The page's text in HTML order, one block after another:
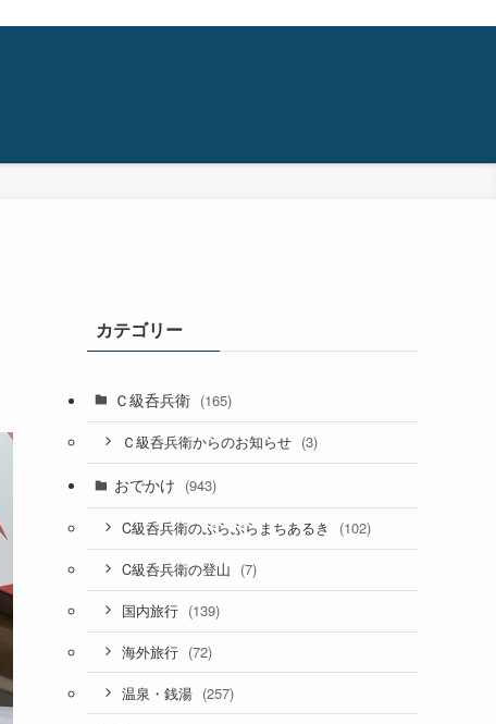
カテゴリー
Ｃ級呑兵衛 (165)
Ｃ級呑兵衛からのお知らせ (3)
おでかけ (943)
C級呑兵衛のぷらぷらまちあるき (102)
C級呑兵衛の登山 (7)
国内旅行 (139)
海外旅行 (72)
温泉・銭湯 (257)